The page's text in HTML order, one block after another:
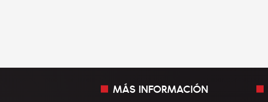
MÁS INFORMACIÓN